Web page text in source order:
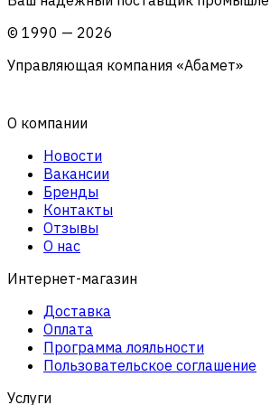
© 1990 — 2026
Управляющая компания «Абамет»
О компании
Новости
Вакансии
Бренды
Контакты
Отзывы
О нас
Интернет-магазин
Доставка
Оплата
Программа лояльности
Пользовательское соглашение
Услуги